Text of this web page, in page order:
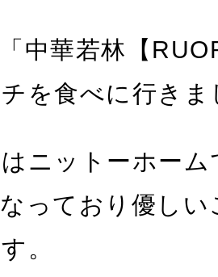
中華若林【
を食べに行きま
ニットーホー
っており優し
。